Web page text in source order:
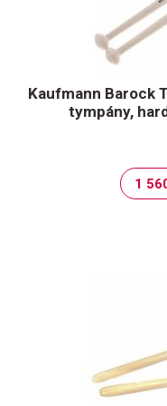
Kaufmann Barock
tympány,